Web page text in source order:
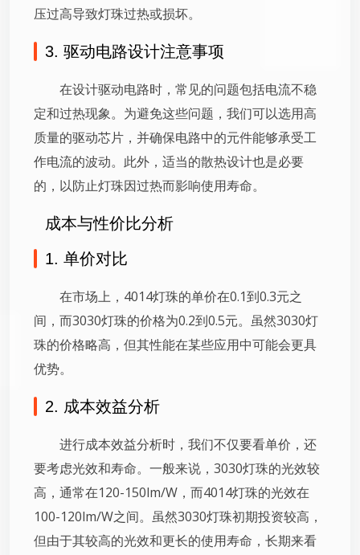
压过高导致灯珠过热或损坏。
3. 驱动电路设计注意事项
在设计驱动电路时，常见的问题包括电流不稳
定和过热现象。为避免这些问题，我们可以选用高
质量的驱动芯片，并确保电路中的元件能够承受工
作电流的波动。此外，适当的散热设计也是必要
的，以防止灯珠因过热而影响使用寿命。
成本与性价比分析
1. 单价对比
在市场上，4014灯珠的单价在0.1到0.3元之
间，而3030灯珠的价格为0.2到0.5元。虽然3030灯
珠的价格略高，但其性能在某些应用中可能会更具
优势。
2. 成本效益分析
进行成本效益分析时，我们不仅要看单价，还
要考虑光效和寿命。一般来说，3030灯珠的光效较
高，通常在120-150lm/W，而4014灯珠的光效在
100-120lm/W之间。虽然3030灯珠初期投资较高，
但由于其较高的光效和更长的使用寿命，长期来看